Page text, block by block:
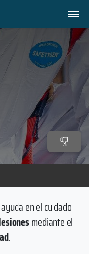
ayuda en el cuidado
mediante el
.